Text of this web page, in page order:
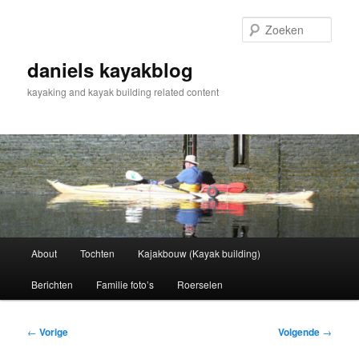
inhouddaniels kayakblog
kayaking and kayak building related content
About Tochten Kajakbouw (Kayak building)
Berichten Familie foto’s Roerselen
Bericht
← Vorige Volgende →